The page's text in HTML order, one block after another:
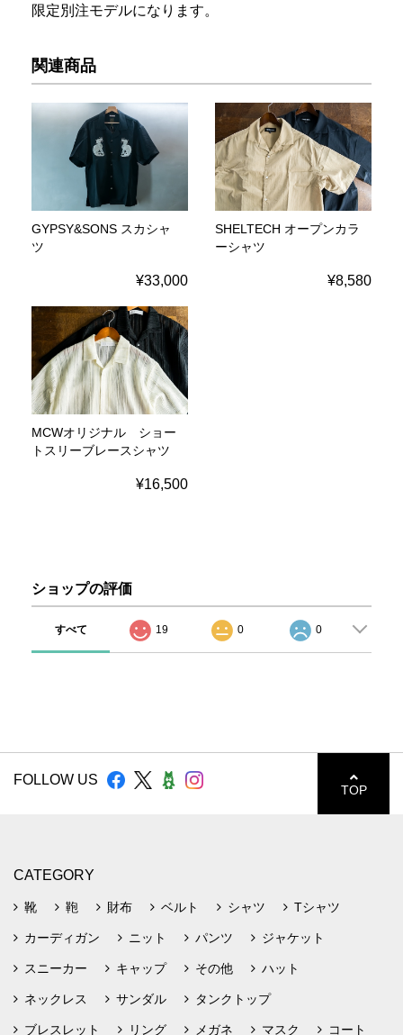
限定別注モデルになります。
関連商品
GYPSY&SONS スカシャ
ツ
¥33,000
SHELTECH オープンカラ
ーシャツ
¥8,580
MCWオリジナル ショー
トスリーブレースシャツ
¥16,500
ショップの評価
すべて 19 0 0
FOLLOW US
TOP
CATEGORY
靴 鞄 財布 ベルト シャツ Tシャツ
カーディガン ニット パンツ ジャケット
スニーカー キャップ その他 ハット
ネックレス サンダル タンクトップ
ブレスレット リング メガネ マスク コート